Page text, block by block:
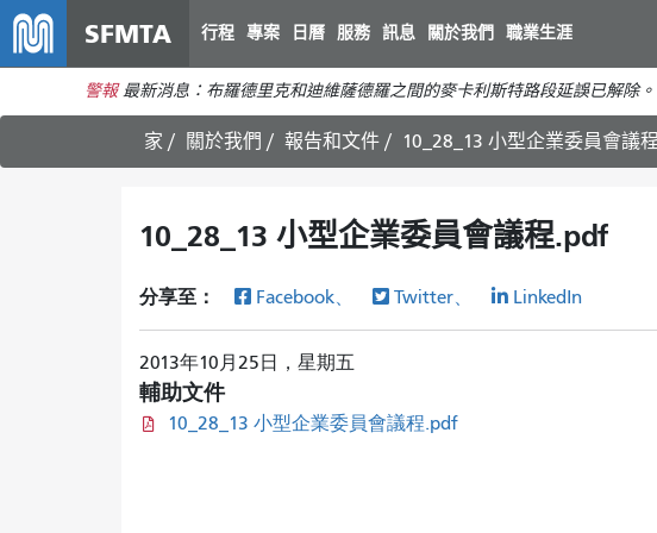
SFMTA 行程 專案 日曆 服務 訊息 關於我們 職業生涯
警報 最新消息：布羅德里克和迪維薩德羅之間的麥卡利斯特路段延誤已解除
家 關於我們 報告和文件 10_28_13 小型企業委員會議
10_28_13 小型企業委員會議程.pdf
分享至： Facebook、 Twitter、 LinkedIn
2013年10月25日，星期五
輔助文件
10_28_13 小型企業委員會議程.pdf